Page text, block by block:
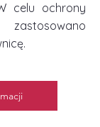
celu ochrony